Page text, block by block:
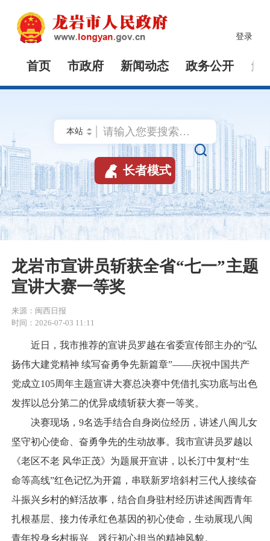
登录
首页 市政府 新闻动态 政务公开 解

 长者模式
龙岩市宣讲员斩获全省“七一”主题
宣讲大赛一等奖
来源：闽西日报
时间：2026-07-03 11:11
近日，我市推荐的宣讲员罗越在省委宣传部主办的“弘
扬伟大建党精神 续写奋勇争先新篇章”——庆祝中国共产
党成立105周年主题宣讲大赛总决赛中凭借扎实功底与出色
发挥以总分第二的优异成绩斩获大赛一等奖。
决赛现场，9名选手结合自身岗位经历，讲述八闽儿女
坚守初心使命、奋勇争先的生动故事。我市宣讲员罗越以
《老区不老 风华正茂》为题展开宣讲，以长汀中复村“生
命等高线”红色记忆为开篇，串联新罗培斜村三代人接续奋
斗振兴乡村的鲜活故事，结合自身驻村经历讲述闽西青年
扎根基层、接力传承红色基因的初心使命，生动展现八闽
青年投身乡村振兴、践行初心担当的精神风貌。